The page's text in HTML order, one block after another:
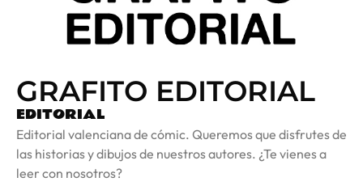
GRAFITO EDITORIAL
EDITORIAL
Editorial valenciana de cómic. Queremos que disfrutes de
las historias y dibujos de nuestros autores. ¿Te vienes a
leer con nosotros?